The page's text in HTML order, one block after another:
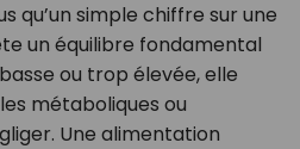
qu’un simple chiffre sur une
un équilibre fondamental
ou trop élevée, elle
métaboliques ou
Une alimentation